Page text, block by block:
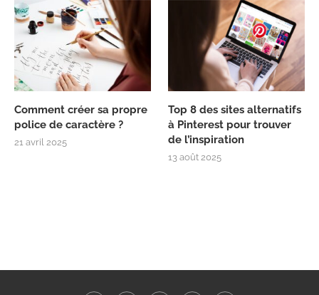
Comment créer sa propre
police de caractère ?
21 avril 2025
Top 8 des sites alternatifs
à Pinterest pour trouver
de l’inspiration
13 août 2025